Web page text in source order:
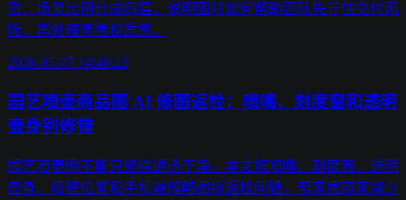
质、场景比例分成四层，说明图叮如何帮助团队先守住交付风
险，再处理氛围和质感。
2026-05-07 14:40:23
园艺喷壶商品图 AI 修图返检：喷嘴、刻度窗和透明
壶身别修错
园艺喷壶图不能只修得通透干净。本文按喷嘴、刻度窗、透明
壶身、吸管位置和手机端缩略图拆返检问题，帮家居商家减少